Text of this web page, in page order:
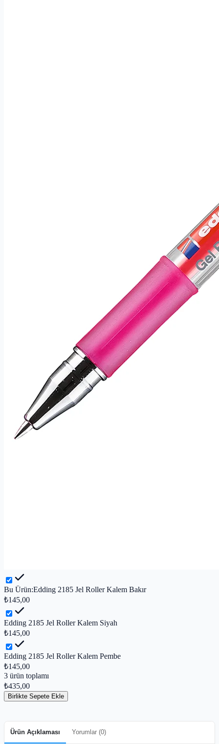
Bu Ürün:Edding 2185 Jel Roller Kalem Bakır
₺145,00
Edding 2185 Jel Roller Kalem Siyah
₺145,00
Edding 2185 Jel Roller Kalem Pembe
₺145,00
3 ürün toplamı
₺435,00
Birlikte Sepete Ekle
Ürün Açıklaması Yorumlar (0)